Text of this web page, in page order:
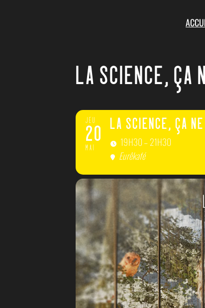
LA SCIENCE, ÇA
JEU
20
MAI
LA SCIENCE, ÇA
19H30 – 21H30
Eurêkafé